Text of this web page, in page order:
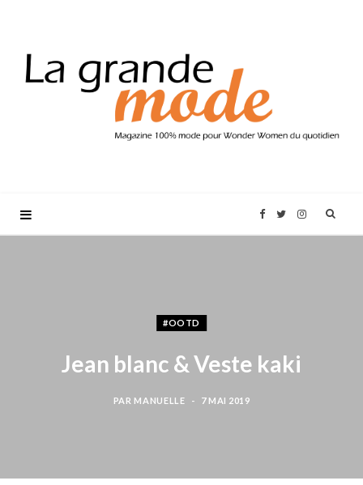
F T I
#OOTD
Jean blanc & Veste kaki
PAR MANUELLE 7 MAI 2019